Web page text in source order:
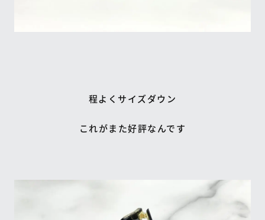
程よくサイズダウン
これがまた好評なんです